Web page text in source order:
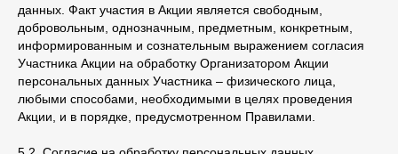
данных. Факт участия в Акции является свободным,
добровольным, однозначным, предметным, конкретным,
информированным и сознательным выражением согласия
Участника Акции на обработку Организатором Акции
персональных данных Участника – физического лица,
любыми способами, необходимыми в целях проведения
Акции, и в порядке, предусмотренном Правилами.